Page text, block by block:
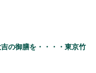
の御膳を・・・・東京竹